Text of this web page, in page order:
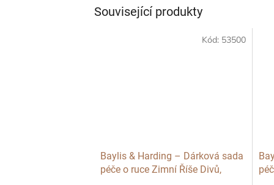
Související produkty
Baylis & Harding – Dárková sada
péče o ruce Zimní Říše Divů,
Kód: 53500